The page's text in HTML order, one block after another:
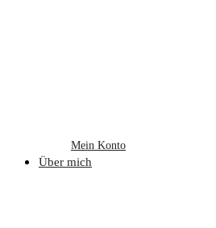
Mein Konto
Über mich